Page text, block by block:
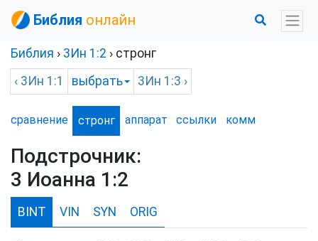
Библия онлайн
Библия › 3Ин 1:2 › стронг
‹ 3Ин 1:1 выбрать 3Ин 1:3 ›
сравнение стронг аппарат ссылки комм
Подстрочник:
3 Иоанна 1:2
BINT VIN SYN ORIG